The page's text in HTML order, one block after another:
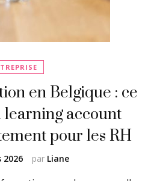
en Belgique : ce
account
pour les RH
par Liane
2026